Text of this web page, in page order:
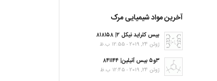
آخرین مواد شیمیایی مرک
بیس کلراید نیکل ۲| ۸۱۸۱۵۸
ژوئن 24, 2019 - 12:55 ب.ظ
۳و۵ بیس آنیلین| ۸۴۱۱۴۴
ژوئن 24, 2019 - 12:45 ب.ظ